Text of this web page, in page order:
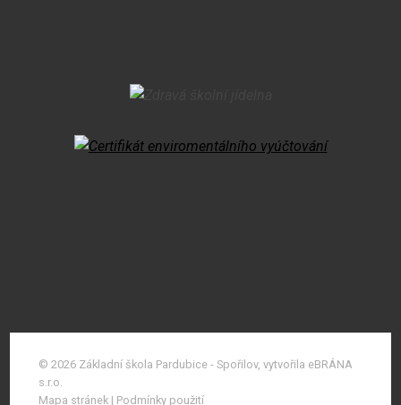
© 2026 Základní škola Pardubice - Spořilov, vytvořila eBRÁNA
s.r.o.
Mapa stránek| Podmínky použití